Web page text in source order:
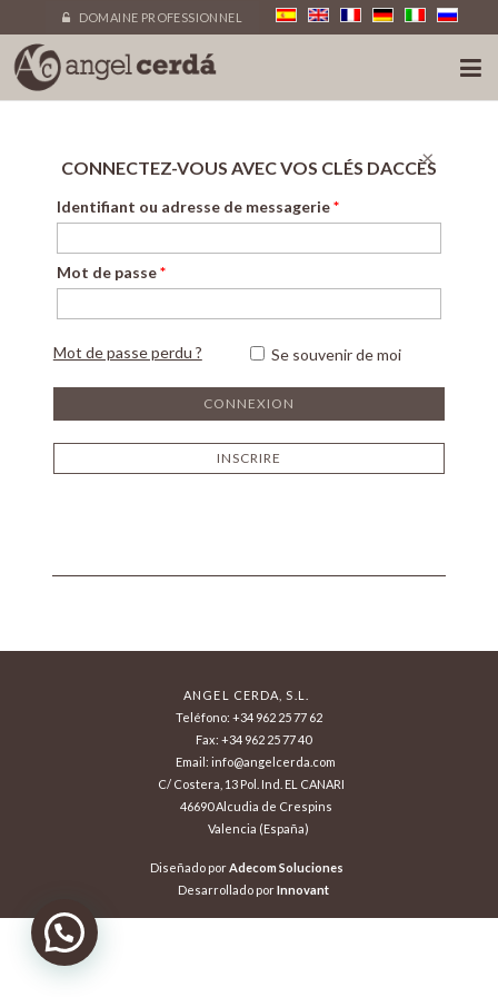
DOMAINE PROFESSIONNEL
CONNECTEZ-VOUS AVEC VOS CLÉS DACCÈS
Identifiant ou adresse de messagerie*
Mot de passe*
Mot de passe perdu ? Se souvenir de moi
INSCRIRE
×
ANGEL CERDA, S.L.
Teléfono: +34 962 25 77 62
Fax: +34 962 25 77 40
Email: info@angelcerda.com
C/ Costera, 13 Pol. Ind. EL CANARI
46690 Alcudia de Crespins
Valencia (España)
Diseñado porAdecom Soluciones
Desarrollado porInnovant